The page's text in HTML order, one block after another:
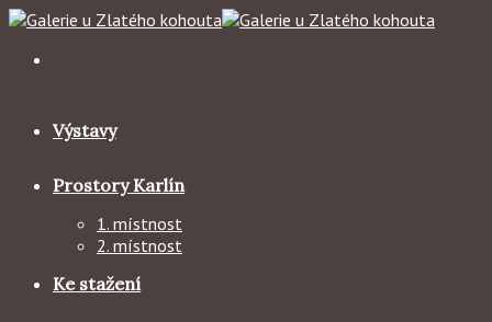
Skip
content
Výstavy
Prostory Karlín
1. místnost
2. místnost
Ke stažení